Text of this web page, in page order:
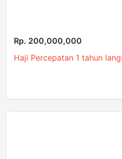
Rp. 200,000,000
Haji Percepatan 1 tahun